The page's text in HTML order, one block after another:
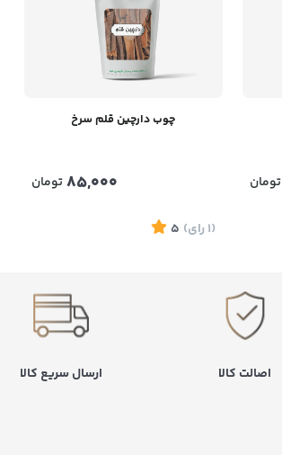
تومان
چوب دارچین قلم سرخ
85,000 تومان
(1 رای)
5
اصالت کالا ارسال سریع کالا